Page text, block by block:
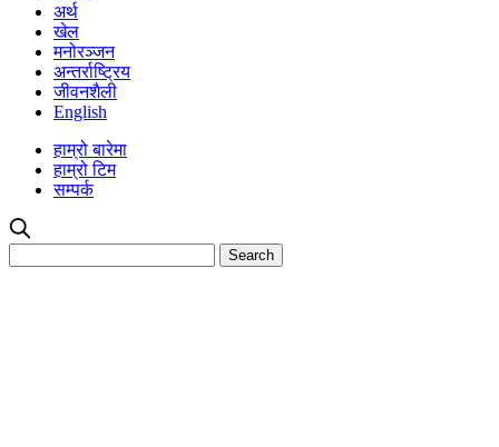
अर्थ
खेल
मनोरञ्जन
अन्तर्राष्ट्रिय
जीवनशैली
English
हाम्रो बारेमा
हाम्रो टिम
सम्पर्क